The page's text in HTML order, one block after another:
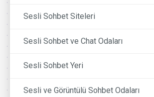
Sesli Sohbet Siteleri
Sesli Sohbet ve Chat Odaları
Sesli Sohbet Yeri
Sesli ve Görüntülü Sohbet Odaları